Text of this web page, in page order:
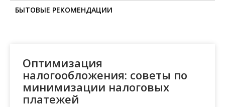
БЫТОВЫЕ РЕКОМЕНДАЦИИ
Оптимизация
налогообложения: советы по
минимизации налоговых
платежей